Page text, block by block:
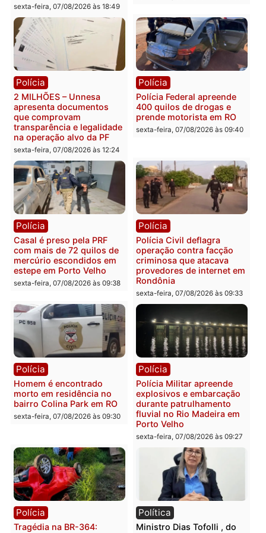
Você também vai querer ler...
Política
Marcos Rogério apresenta
Plano de Governo com
228 projetos, metas
públicas e
acompanhamento de
resultados
sexta-feira, 07/08/2026 às 18:49
Política
Eleições 2026: Pastor
Evanildo pode ser o
primeiro pastor de
Federal
sexta-feira, 07/08/2026 às
Polícia
2 MILHÕES – Unnesa
que comprovam
transparência e legalidade
na operação alvo da PF
sexta-feira, 07/08/2026 às 12:24
Polícia
Polícia Federal apreende
400 quilos de drogas e
prende motorista em RO
sexta-feira, 07/08/2026 às
com mais de 72 quilos de
mercúrio escondidos em
estepe em Porto Velho
sexta-feira, 07/08/2026 às 09:38
Polícia
operação contra facção
criminosa que atacava
provedores de internet
Rondônia
sexta-feira, 07/08/2026 às